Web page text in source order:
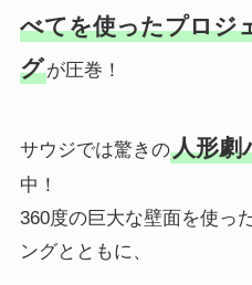
べてを使ったプロジ
グが圧巻！
サウジでは驚きの人形劇
中！
360度の巨大な壁面を使っ
ングとともに、